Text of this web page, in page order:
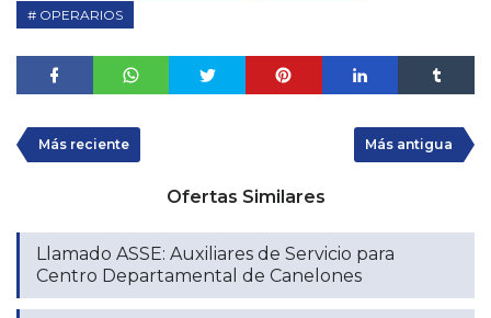
OPERARIOS
Más reciente Más antigua
Ofertas Similares
Llamado ASSE: Auxiliares de Servicio para
Centro Departamental de Canelones